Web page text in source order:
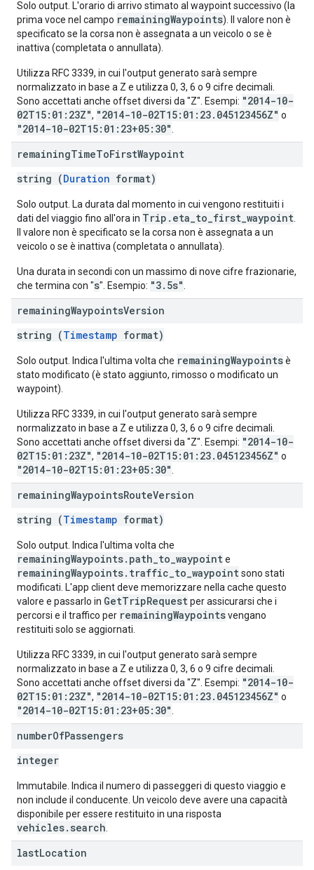
Solo output. L'orario di arrivo stimato al waypoint successivo (la
prima voce nel campo remainingWaypoints). Il valore non è
specificato se la corsa non è assegnata a un veicolo o se è
inattiva (completata o annullata).
Utilizza RFC 3339, in cui l'output generato sarà sempre
normalizzato in base a Z e utilizza 0, 3, 6 o 9 cifre decimali.
Sono accettati anche offset diversi da "Z". Esempi: "2014-10-
02T15:01:23Z", "2014-10-02T15:01:23.045123456Z" o
"2014-10-02T15:01:23+05:30"
remainingTimeToFirstWaypoint
string (Duration format)
Solo output. La durata dal momento in cui vengono restituiti i
dati del viaggio fino all'ora in Trip.eta_to_first_waypoint
Il valore non è specificato se la corsa non è assegnata a un
veicolo o se è inattiva (completata o annullata).
Una durata in secondi con un massimo di nove cifre frazionarie,
che termina con "s". Esempio: "3.5s"
remainingWaypointsVersion
string (Timestamp format)
Solo output. Indica l'ultima volta che remainingWaypointsè
stato modificato (è stato aggiunto, rimosso o modificato un
waypoint).
Utilizza RFC 3339, in cui l'output generato sarà sempre
normalizzato in base a Z e utilizza 0, 3, 6 o 9 cifre decimali.
Sono accettati anche offset diversi da "Z". Esempi: "2014-10-
02T15:01:23Z", "2014-10-02T15:01:23.045123456Z" o
"2014-10-02T15:01:23+05:30"
remainingWaypointsRouteVersion
string (Timestamp format)
Solo output. Indica l'ultima volta che
remainingWaypoints.path_to_waypointe
remainingWaypoints.traffic_to_waypointsono stati
modificati. L'app client deve memorizzare nella cache questo
valore e passarlo in GetTripRequestper assicurarsi che i
percorsi e il traffico per remainingWaypointsvengano
restituiti solo se aggiornati.
Utilizza RFC 3339, in cui l'output generato sarà sempre
normalizzato in base a Z e utilizza 0, 3, 6 o 9 cifre decimali.
Sono accettati anche offset diversi da "Z". Esempi: "2014-10-
02T15:01:23Z", "2014-10-02T15:01:23.045123456Z" o
"2014-10-02T15:01:23+05:30"
numberOfPassengers
integer
Immutabile. Indica il numero di passeggeri di questo viaggio e
non include il conducente. Un veicolo deve avere una capacità
disponibile per essere restituito in una risposta
vehicles.search
lastLocation